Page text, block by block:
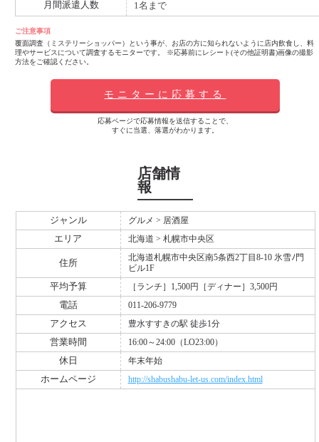
月間派遣人数 1名まで
ご注意事項
覆面調査（ミステリーショッパー）という事が、お店の方に知られないように店内飲食し、料
理やサービスについて調査するモニターです。 ※応募前にレシート(その他証明書)画像の撮影
方法をご確認ください。
モニターに応募する
応募ページで応募情報を送信することで、
すぐに当選、落選がわかります。
店舗情
報
ジャンル グルメ > 居酒屋
エリア 北海道 > 札幌市中央区
住所
北海道札幌市中央区南5条西2丁目8-10 氷雪ﾉ門
ビル1F
平均予算 ［ランチ］1,500円［ディナー］3,500円
電話 011-206-9779
アクセス 豊水すすきの駅 徒歩1分
営業時間 16:00～24:00（LO23:00）
休日 年末年始
ホームページ http://shabushabu-let-us.com/index.html